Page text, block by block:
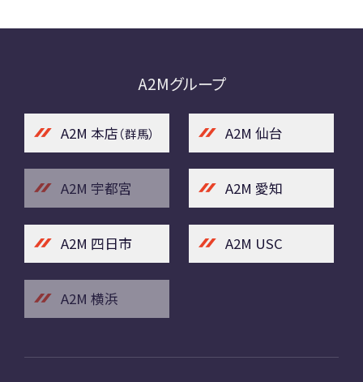
A2Mグループ
A2M 本店（群馬） A2M 仙台
A2M 宇都宮 A2M 愛知
A2M 四日市 A2M USC
A2M 横浜